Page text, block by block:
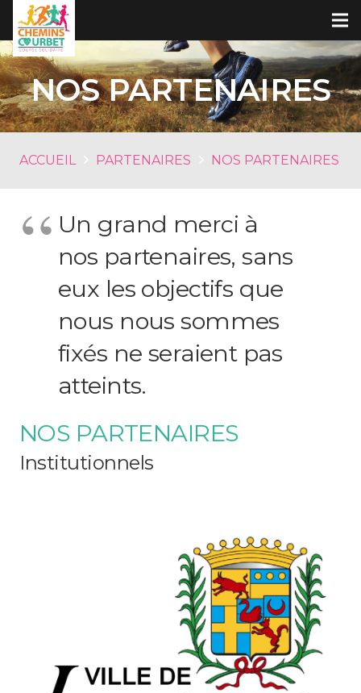
NOS PARTENAIRES
ACCUEIL PARTENAIRES NOS PARTENAIRES
Un grand merci à
nos partenaires, sans
eux les objectifs que
nous nous sommes
fixés ne seraient pas
atteints.
NOS PARTENAIRES
Institutionnels